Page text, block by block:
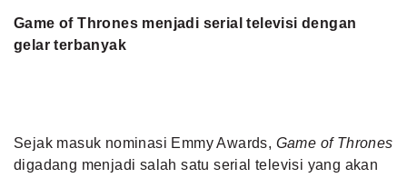
Game of Thrones menjadi serial televisi dengan
gelar terbanyak
Sejak masuk nominasi Emmy Awards, Game of Thrones
digadang menjadi salah satu serial televisi yang akan